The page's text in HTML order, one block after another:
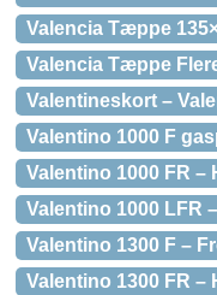
Valencia Tæppe
Valencia Tæppe
Valentineskort –
Valentino 1000 F
Valentino 1000 FR
Valentino 1000 LFR
Valentino 1300 F –
Valentino 1300 FR